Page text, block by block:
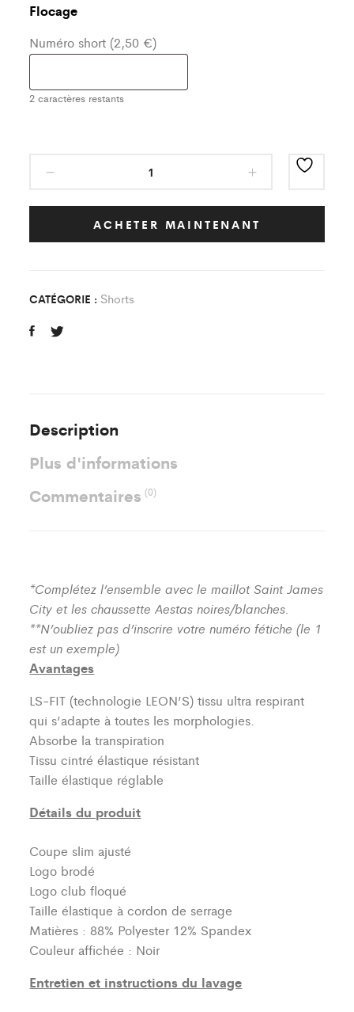
Flocage
Numéro short (2,50 €)
2 caractères restants
Saint
James
City
ACHETER MAINTENANT
CATÉGORIE : Shorts
Description
Plus d'informations
Commentaires(0)
*Complétez l’ensemble avec le maillot Saint James
City et les chaussette Aestas noires/blanches.
**N’oubliez pas d’inscrire votre numéro fétiche (le 1
est un exemple)
Avantages
LS-FIT (technologie LEON’S)tissu ultra respirant
qui s’adapte à toutes les morphologies.
Absorbe la transpiration
Tissu cintré élastique résistant
Taille élastique réglable
Détails du produit
Coupe slim ajusté
Logo brodé
Logo club floqué
Taille élastique à cordon de serrage
Matières : 88% Polyester 12% Spandex
Couleur affichée : Noir
Entretien et instructions du lavage